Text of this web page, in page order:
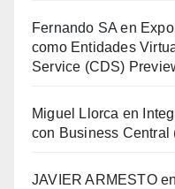
Fernando SA en
como Entidades
Service (CDS)
Miguel Llorca en
con Business Central
JAVIER ARMESTOen